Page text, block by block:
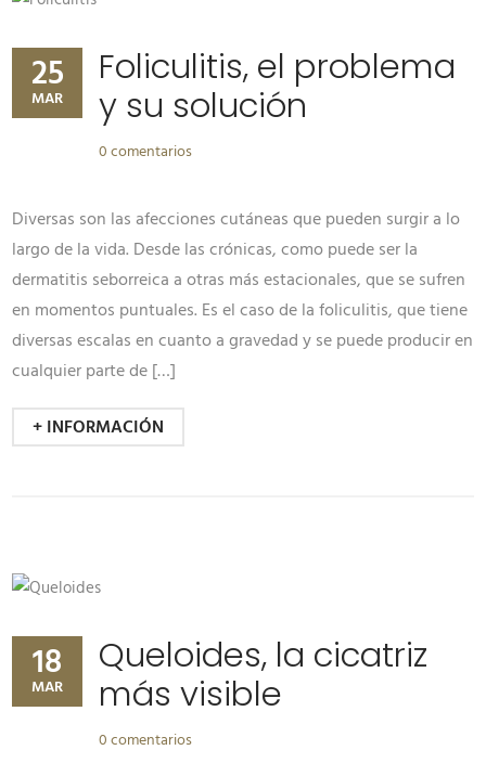
25
MAR
Foliculitis, el problema
y su solución
0 comentarios
Diversas son las afecciones cutáneas que pueden surgir a lo
largo de la vida. Desde las crónicas, como puede ser la
dermatitis seborreica a otras más estacionales, que se sufren
en momentos puntuales. Es el caso de la foliculitis, que tiene
diversas escalas en cuanto a gravedad y se puede producir en
cualquier parte de […]
+ INFORMACIÓN
18
MAR
Queloides, la cicatriz
más visible
0 comentarios